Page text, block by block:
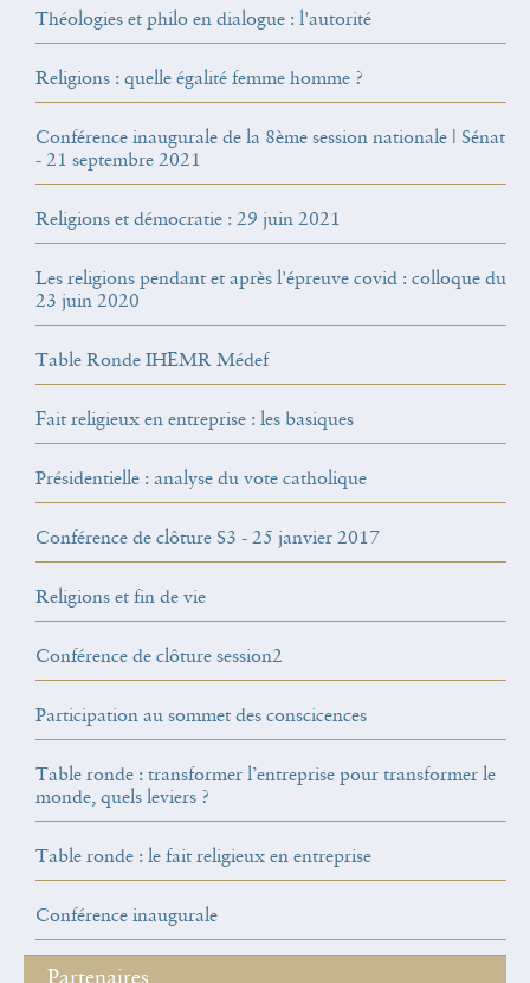
Théologies et philo en dialogue : l'autorité
Religions : quelle égalité femme homme ?
Conférence inaugurale de la 8ème session nationale | Sénat
- 21 septembre 2021
Religions et démocratie : 29 juin 2021
Les religions pendant et après l'épreuve covid : colloque du
23 juin 2020
Table Ronde IHEMR Médef
Fait religieux en entreprise : les basiques
Présidentielle : analyse du vote catholique
Conférence de clôture S3 - 25 janvier 2017
Religions et fin de vie
Conférence de clôture session2
Participation au sommet des conscicences
Table ronde : transformer l’entreprise pour transformer le
monde, quels leviers ?
Table ronde : le fait religieux en entreprise
Conférence inaugurale
Partenaires